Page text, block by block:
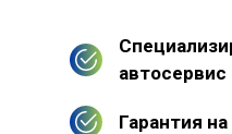
автосервис
Гарантия